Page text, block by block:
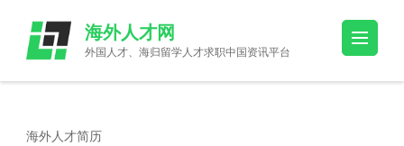
content
(Press
海外人才网
外国人才、海归留学人才求职中国资讯平台
海外人才简历